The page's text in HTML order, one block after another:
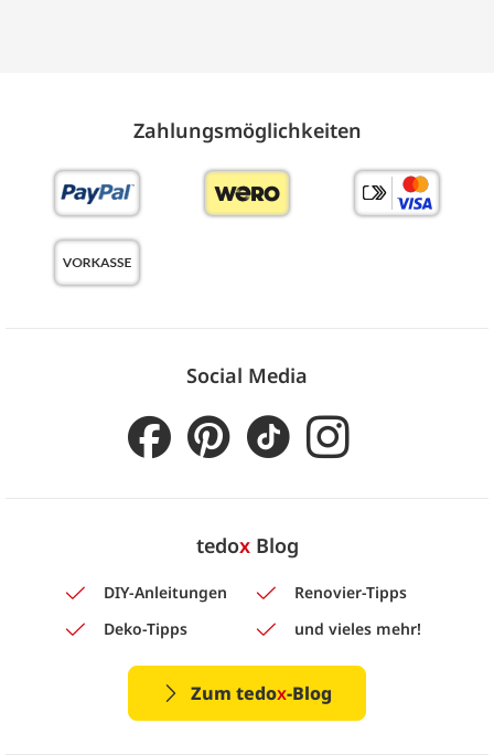
Zahlungs­möglich­keiten
Social Media
tedoxBlog
DIY-Anleitungen
Renovier-Tipps
Deko-Tipps
und vieles mehr!
Zum tedox-Blog